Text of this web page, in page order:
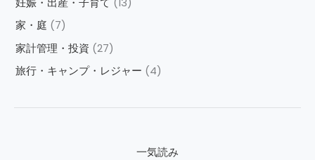
家・庭 (7)
家計管理・投資 (27)
旅行・キャンプ・レジャー (4)
一気読み